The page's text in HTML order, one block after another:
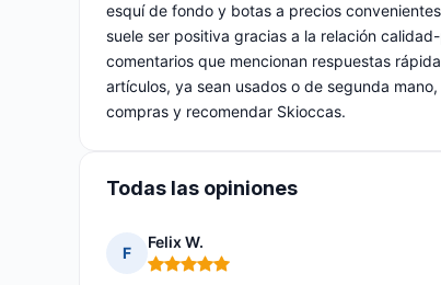
esquí de fondo y botas a precios
suele ser positiva gracias a la relación
comentarios que mencionan respuestas
artículos, ya sean usados o de segunda
compras y recomendar Skioccas.
Todas las opiniones
F
Felix W.
Nota: 5 de 5